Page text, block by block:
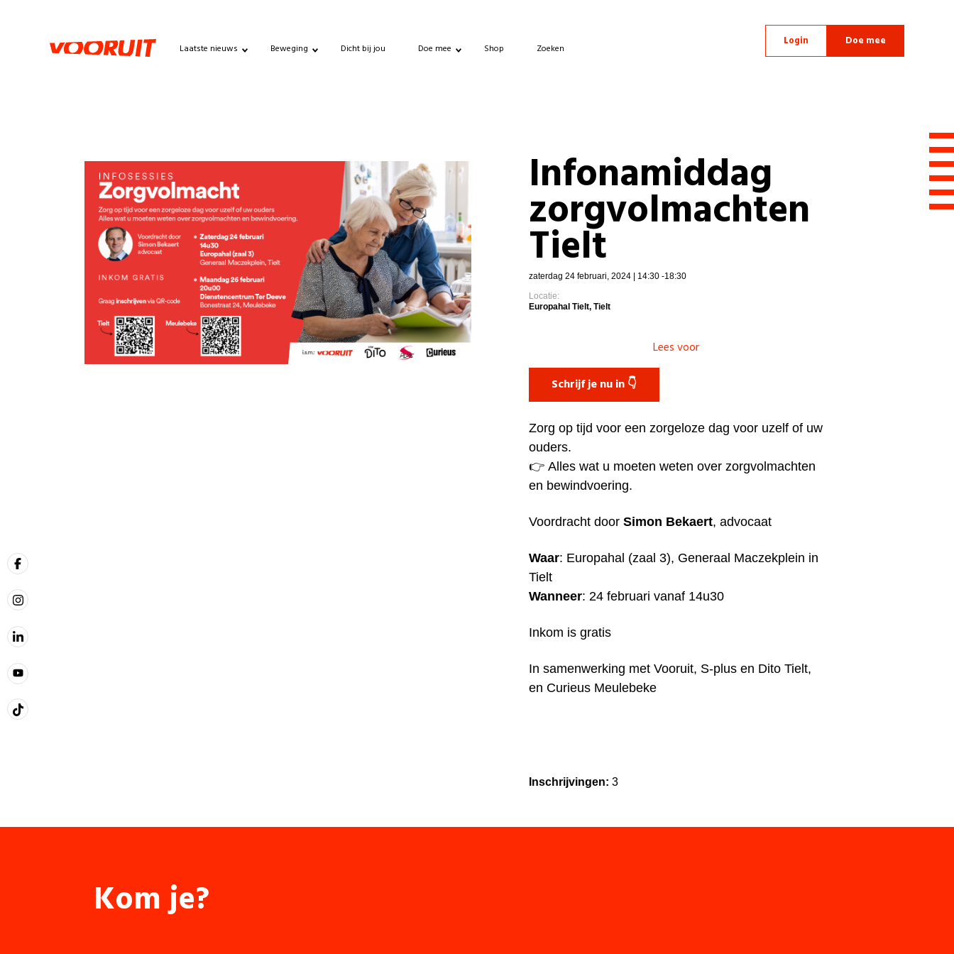
Laatste nieuws Beweging Dicht bij jou Doe mee Shop Zoeken
Login Doe mee
Infonamiddag
zorgvolmachten
Tielt
zaterdag 24 februari, 2024 | 14:30 -18:30
Locatie:
Europahal Tielt, Tielt
Lees voor
Schrijf je nu in 👇
Zorg op tijd voor een zorgeloze dag voor uzelf of uw
ouders.
👉 Alles wat u moeten weten over zorgvolmachten
en bewindvoering.
Voordracht door Simon Bekaert, advocaat
Waar: Europahal (zaal 3), Generaal Maczekplein in
Tielt
Wanneer: 24 februari vanaf 14u30
Inkom is gratis
In samenwerking met Vooruit, S-plus en Dito Tielt,
en Curieus Meulebeke
Inschrijvingen: 3
Kom je?